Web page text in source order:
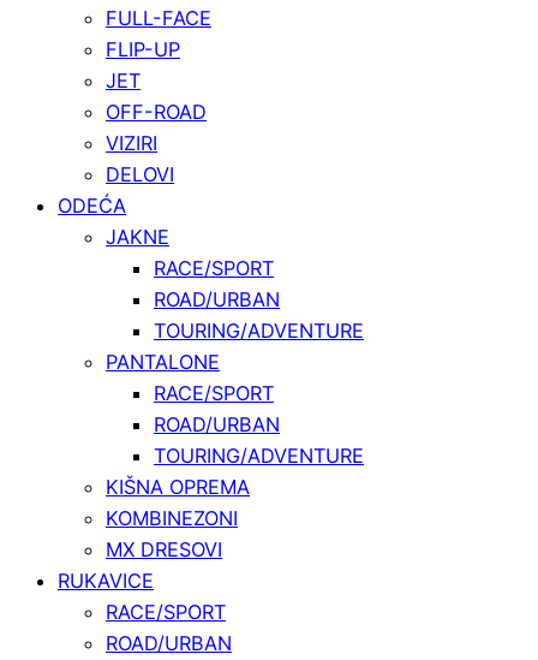
FULL-FACE
FLIP-UP
JET
OFF-ROAD
VIZIRI
DELOVI
ODEĆA
JAKNE
RACE/SPORT
ROAD/URBAN
TOURING/ADVENTURE
PANTALONE
RACE/SPORT
ROAD/URBAN
TOURING/ADVENTURE
KIŠNA OPREMA
KOMBINEZONI
MX DRESOVI
RUKAVICE
RACE/SPORT
ROAD/URBAN